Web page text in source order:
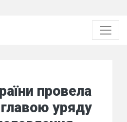
провела
главою уряду